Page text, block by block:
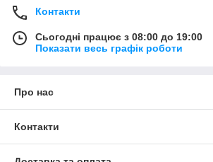
Контакти
Сьогодні працює з 08:00 до 19:00
Показати весь графік роботи
Про нас
Контакти